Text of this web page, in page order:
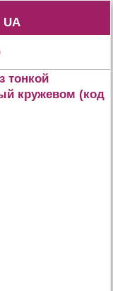
UA
UA
тонкой
кружевом (код